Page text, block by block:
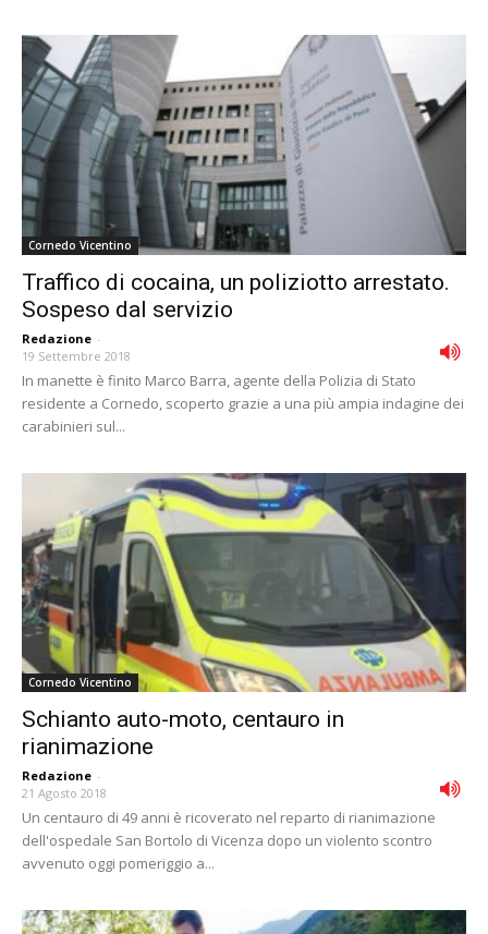
Cornedo Vicentino
Traffico di cocaina, un poliziotto arrestato.
Sospeso dal servizio
Redazione -
19 Settembre 2018
In manette è finito Marco Barra, agente della Polizia di Stato
residente a Cornedo, scoperto grazie a una più ampia indagine dei
carabinieri sul...
Cornedo Vicentino
Schianto auto-moto, centauro in
rianimazione
Redazione -
21 Agosto 2018
Un centauro di 49 anni è ricoverato nel reparto di rianimazione
dell'ospedale San Bortolo di Vicenza dopo un violento scontro
avvenuto oggi pomeriggio a...